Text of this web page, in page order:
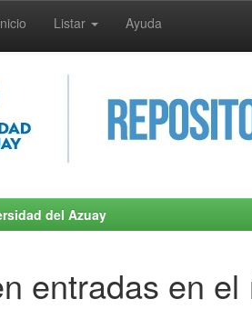
Listar Ayuda
del Azuay
entradas en el